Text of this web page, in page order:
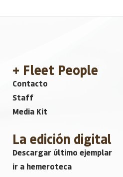
+ Fleet People
Contacto
Staff
Media Kit
La edición digital
Descargar último ejemplar
ir a hemeroteca